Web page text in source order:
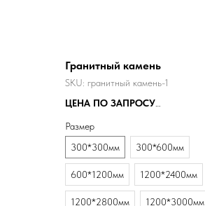
Гранитный камень
SKU: гранитный камень-1
ЦЕНА ПО ЗАПРОСУ
Размер
300*300мм
300*600мм
600*1200мм 1200*2400мм
1200*2800мм 1200*3000мм